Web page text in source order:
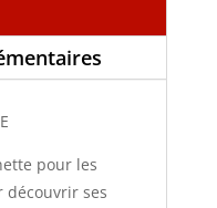
pour les
découvrir ses